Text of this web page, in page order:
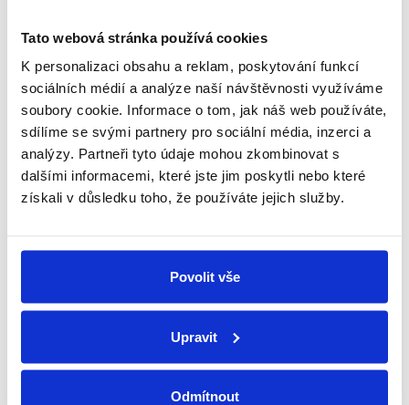
Tato webová stránka používá cookies
K personalizaci obsahu a reklam, poskytování funkcí
sociálních médií a analýze naší návštěvnosti využíváme
soubory cookie. Informace o tom, jak náš web používáte,
sdílíme se svými partnery pro sociální média, inzerci a
analýzy. Partneři tyto údaje mohou zkombinovat s
dalšími informacemi, které jste jim poskytli nebo které
získali v důsledku toho, že používáte jejich služby.
Povolit vše
Upravit
Odmítnout
Převod Fapim pro jednovidličkovou kliku
Skladem
299 Kč